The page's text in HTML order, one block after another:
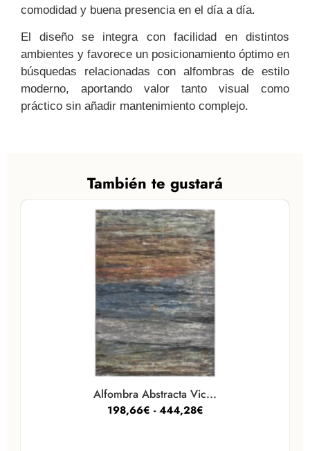
comodidad y buena presencia en el día a día.
El diseño se integra con facilidad en distintos
ambientes y favorece un posicionamiento óptimo en
búsquedas relacionadas con alfombras de estilo
moderno, aportando valor tanto visual como
práctico sin añadir mantenimiento complejo.
También te gustará
Alfombra Abstracta Vic...
198,66€ - 444,28€